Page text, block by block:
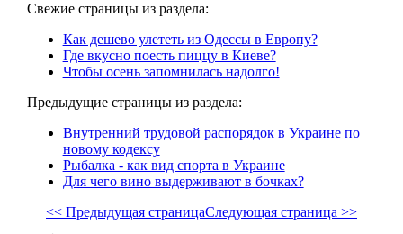
Свежие страницы из раздела:
Как дешево улететь из Одессы в Европу?
Где вкусно поесть пиццу в Киеве?
Чтобы осень запомнилась надолго!
Предыдущие страницы из раздела:
Внутренний трудовой распорядок в Украине по
новому кодексу
Рыбалка - как вид спорта в Украине
Для чего вино выдерживают в бочках?
<< Предыдущая страницаСледующая страница >>